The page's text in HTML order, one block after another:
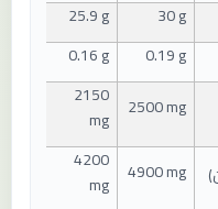
30 g
25.9 g
0.19 g
0.16 g
2500 mg
2150
mg
)
4900 mg
4200
mg